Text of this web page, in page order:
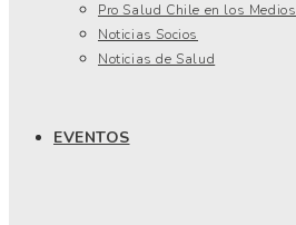
Pro Salud Chile en los Medios
Noticias Socios
Noticias de Salud
EVENTOS